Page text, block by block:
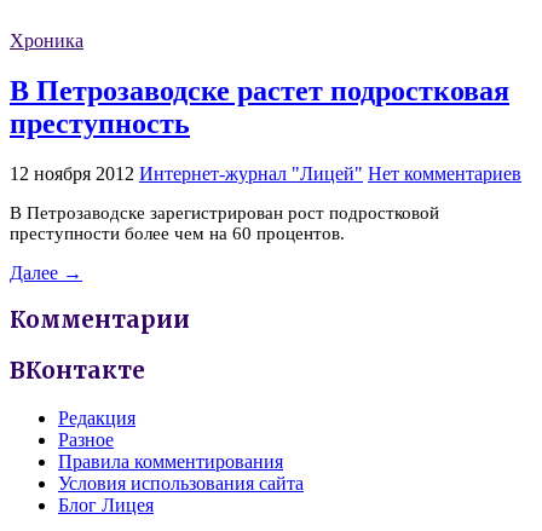
Хроника
В Петрозаводске растет подростковая
преступность
12 ноября 2012 Интернет-журнал "Лицей" Нет комментариев
В Петрозаводске зарегистрирован рост подростковой
преступности более чем на 60 процентов.
Далее →
Комментарии
ВКонтакте
Редакция
Разное
Правила комментирования
Условия использования сайта
Блог Лицея